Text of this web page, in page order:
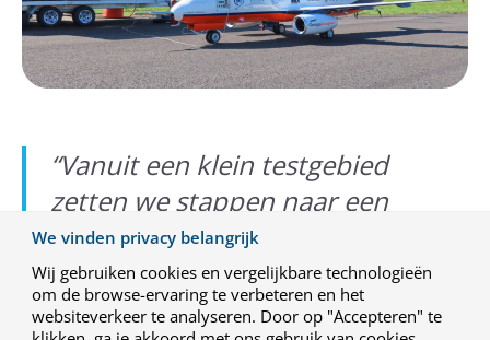
“Vanuit een klein testgebied
zetten we stappen naar een
autonome operatie in de
dagelijkse praktijk.”
Waarom is het belangrijk dat NLR hiermee bezig is?
We vinden privacy belangrijk
Wij gebruiken cookies en vergelijkbare technologieën
om de browse-ervaring te verbeteren en het
websiteverkeer te analyseren. Door op "Accepteren" te